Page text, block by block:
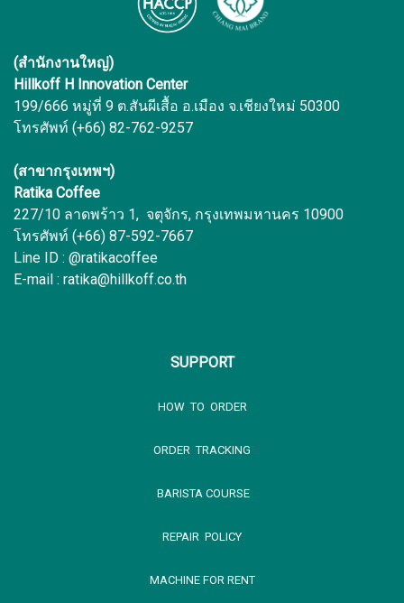
(สำนักงานใหญ่)
Hillkoff H Innovation Center
199/666 หมู่ที่ 9 ต.สันผีเสื้อ อ.เมือง จ.เชียงใหม่ 50300
โทรศัพท์ (+66) 82-762-9257
(สาขากรุงเทพฯ)
Ratika Coffee
227/10 ลาดพร้าว 1, จตุจักร, กรุงเทพมหานคร 10900
โทรศัพท์ (+66) 87-592-7667
Line ID : @ratikacoffee
E-mail : ratika@hillkoff.co.th
SUPPORT
HOW TO ORDER
ORDER TRACKING
BARISTA COURSE
REPAIR POLICY
MACHINE FOR RENT